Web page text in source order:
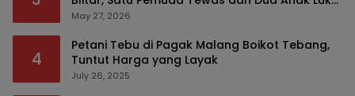
Serius
May 27, 2026
4
Petani Tebu di Pagak Malang Boikot Tebang,
Tuntut Harga yang Layak
July 26, 2025